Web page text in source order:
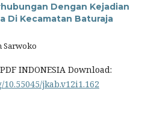
Dengan Kejadian
Di Kecamatan Baturaja
Sarwoko
PDF INDONESIA Download:
jkab.v12i1.162